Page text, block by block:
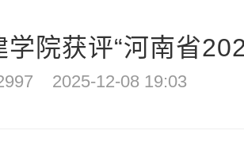
学院获评“河南省
2025-12-08 19:03